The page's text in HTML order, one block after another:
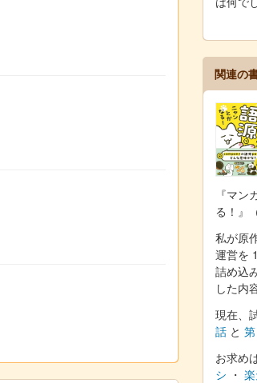
関連の
『マ
る！』
私が原
運営を
詰め込
した内
現在、
話 と
お求め
シ ・